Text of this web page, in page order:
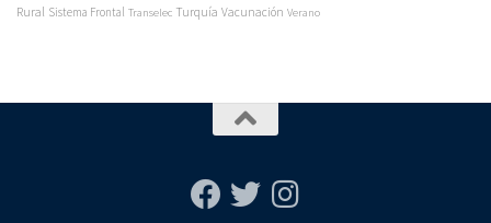
Rural Sistema Frontal Transelec Turquía Vacunación Verano